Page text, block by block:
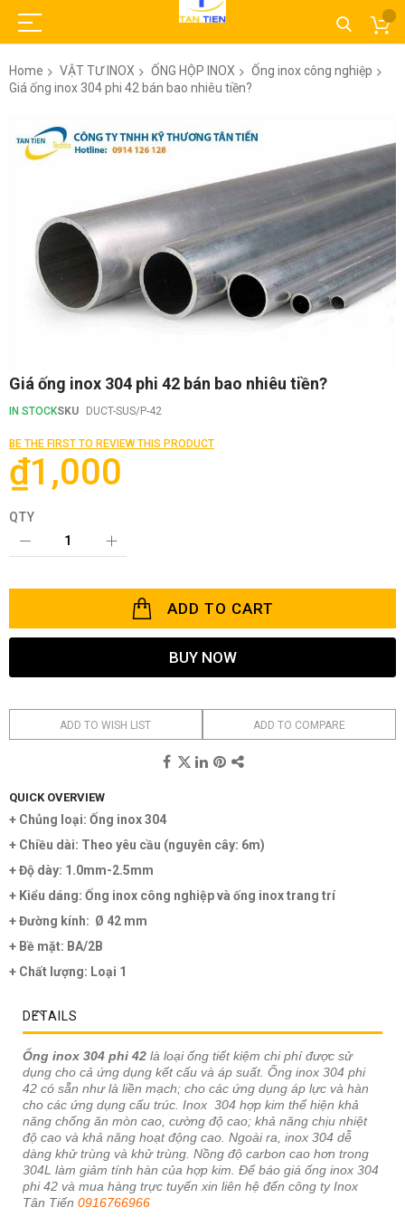
Home VẬT TƯ INOX ỐNG HỘP INOX
Ống inox công nghiệp
Giá ống inox 304 phi 42 bán bao nhiêu tiền?
to
gallery
Skip
the
of
the
images
gallery
Giá ống inox 304 phi 42 bán bao nhiêu tiền?
IN STOCKSKU DUCT-SUS/P-42
BE THE FIRST TO REVIEW THIS PRODUCT
₫1,000
QTY
ADD TO CART
BUY NOW
ADD TO WISH LIST ADD TO COMPARE
QUICK OVERVIEW
+ Chủng loại: Ống inox 304
+ Chiều dài: Theo yêu cầu (nguyên cây: 6m)
+ Độ dày: 1.0mm-2.5mm
+ Kiểu dáng: Ống inox công nghiệp và ống inox trang trí
+ Đường kính: Ø 42 mm
+ Bề mặt: BA/2B
+ Chất lượng: Loại 1
DETAILS
Ống inox 304 phi 42 là loại ống tiết kiệm chi phí được sử
dụng cho cả ứng dụng kết cấu và áp suất. Ống inox 304 phi
42 có sẵn như là liền mạch; cho các ứng dụng áp lực và hàn
cho các ứng dụng cấu trúc. Inox 304 hợp kim thể hiện khả
năng chống ăn mòn cao, cường độ cao; khả năng chịu nhiệt
độ cao và khả năng hoạt động cao. Ngoài ra, inox 304 dễ
dàng khử trùng và khử trùng. Nồng độ carbon cao hơn trong
304L làm giảm tính hàn của hợp kim. Để báo giá ống inox 304
phi 42 và mua hàng trực tuyến xin liên hệ đến công ty Inox
Tân Tiến 0916766966